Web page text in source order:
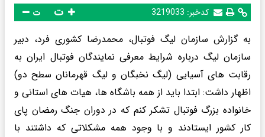
کدخبر: 3219033 ت
به گزارش سازمان لیگ فوتبال، محمدرضا کشوری فرد، دبیر
سازمان لیگ درباره شرایط معرفی نمایندگان فوتبال ایران به
رقابت های آسیایی (لیگ نخبگان و لیگ قهرمانان سطح دو)
اظهار داشت: ابتدا باید از همه باشگاه ها، هیات های استانی و
خانواده بزرگ فوتبال تشکر کنم که در دوران جنگ رمضان پای
کار کشور ایستادند و با وجود همه مشکلاتی که داشتند با